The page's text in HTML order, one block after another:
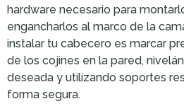
hardware necesario para
engancharlos al marco de la
instalar tu cabecero es marcar
de los cojines en la pared,
deseada y utilizando soportes
forma segura.